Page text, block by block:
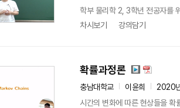
학부 물리학 2, 3학년 전공자를
차시보기
강의담기
확률과정론
충남대학교 이윤희
2020
시간의 변화에 따른 현상들을 확